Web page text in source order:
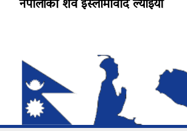
नेपालीको शव इस्लामावाद ल्याइयो